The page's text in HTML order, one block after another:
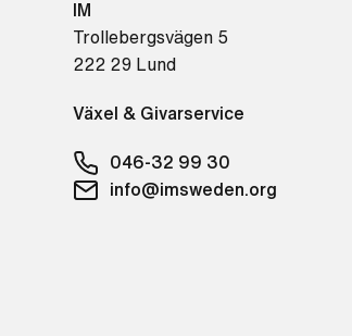
IM
Trollebergsvägen 5
222 29 Lund
Växel & Givarservice
046-32 99 30
info@imsweden.org